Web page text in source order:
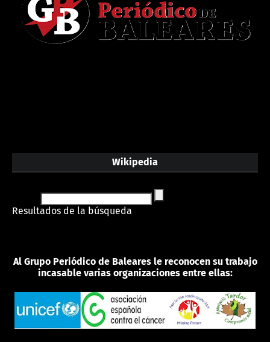
Wikipedia
Resultados de la búsqueda
Al Grupo Periódico de Baleares le reconocen su trabajo
incasable varias organizaciones entre ellas: